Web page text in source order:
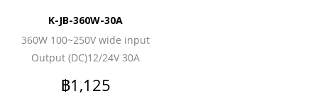
K-JB-360W-30A
360W 100~250V wide input
Output (DC)12/24V 30A
฿1,125